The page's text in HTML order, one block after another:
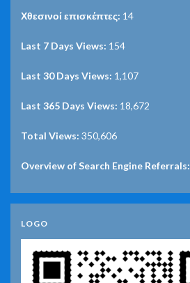
Χθεσινοί επισκέπτες: 14
Last 7 Days Views: 154
Last 30 Days Views: 1,107
Last 365 Days Views: 18,672
Total Views: 350,606
Overview of Search Engine Referrals:
LOGO